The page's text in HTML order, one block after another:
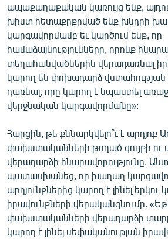
«Ազատության» բոլոր կայքերը
ապաքաղաքական կառույց ենք,
խիստ հետաքրքրված ենք խնդրի
կարգավորմամբ եւ կարծում ենք, որ
համաձայնությունները, որոնք
տեղահանվածներին վերադառնալ
կարող են փոխադարձ
դառնալ, որը կարող է նպաստել
վերջնական կարգավորմանը»:
Հարցին, թե քննարկվելո՞ւ է արդյոք
փախստականների թողած գույքի ու
վերադարձի հնարավորությունը,
պատասխանեց, որ խաղաղ
արդյունքներից կարող է լինել երկու
իրավունքների վերականգնումը.
փախստականների վերադարձի
կարող է լինել սեփականության